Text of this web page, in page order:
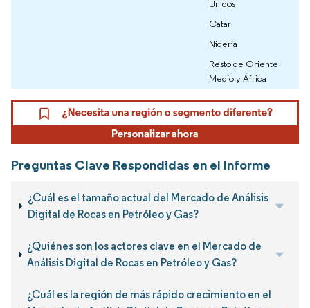
Unidos
Catar
Nigeria
Resto de Oriente
Medio y África
Preguntas Clave Respondidas en el Informe
¿Cuál es el tamaño actual del Mercado de Análisis
Digital de Rocas en Petróleo y Gas?
¿Quiénes son los actores clave en el Mercado de
Análisis Digital de Rocas en Petróleo y Gas?
¿Cuál es la región de más rápido crecimiento en el